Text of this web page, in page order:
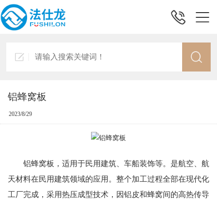
铝蜂窝板
2023/8/29
铝蜂窝板，适用于民用建筑、车船装饰等。是航空、航
天材料在民用建筑领域的应用。整个加工过程全部在现代化
工厂完成，采用热压成型技术，因铝皮和蜂窝间的高热传导